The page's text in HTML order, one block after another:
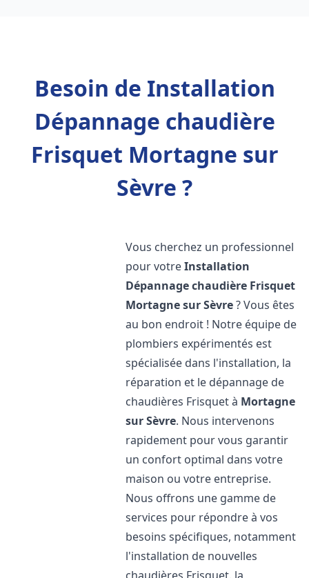
Besoin de Installation
Dépannage chaudière
Frisquet Mortagne sur
Sèvre ?
Vous cherchez un professionnel
pour votreInstallation
Dépannage chaudière Frisquet
Mortagne sur Sèvre? Vous êtes
au bon endroit ! Notre équipe de
plombiers expérimentés est
spécialisée dans l'installation, la
réparation et le dépannage de
chaudières Frisquet à Mortagne
sur Sèvre. Nous intervenons
rapidement pour vous garantir
un confort optimal dans votre
maison ou votre entreprise.
Nous offrons une gamme de
services pour répondre à vos
besoins spécifiques, notamment
l'installation de nouvelles